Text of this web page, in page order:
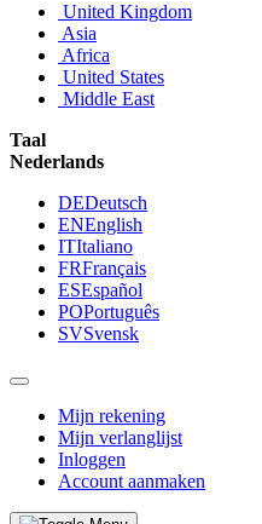
United Kingdom
Asia
Africa
United States
Middle East
Taal
Nederlands
DEDeutsch
ENEnglish
ITItaliano
FRFrançais
ESEspañol
POPortuguês
SVSvensk
Mijn rekening
Mijn verlanglijst
Inloggen
Account aanmaken